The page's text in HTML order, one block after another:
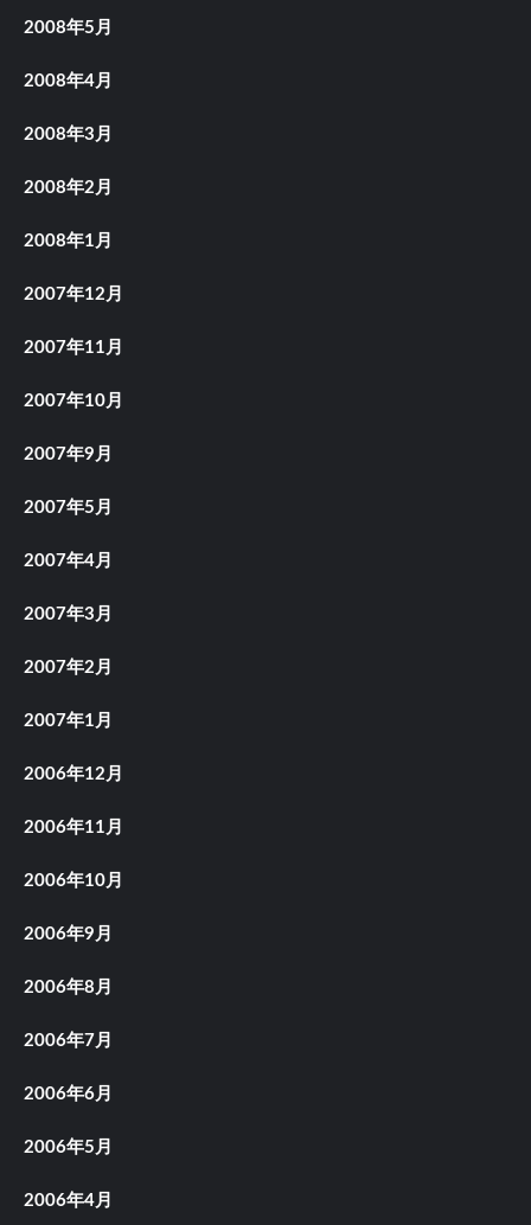
2008年5月
2008年4月
2008年3月
2008年2月
2008年1月
2007年12月
2007年11月
2007年10月
2007年9月
2007年5月
2007年4月
2007年3月
2007年2月
2007年1月
2006年12月
2006年11月
2006年10月
2006年9月
2006年8月
2006年7月
2006年6月
2006年5月
2006年4月